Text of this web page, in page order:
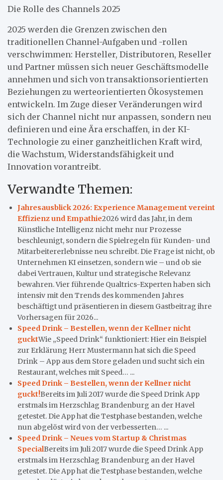
Die Rolle des Channels 2025
2025 werden die Grenzen zwischen den
traditionellen Channel-Aufgaben und -rollen
verschwimmen: Hersteller, Distributoren, Reseller
und Partner müssen sich neuer Geschäftsmodelle
annehmen und sich von transaktionsorientierten
Beziehungen zu werteorientierten Ökosystemen
entwickeln. Im Zuge dieser Veränderungen wird
sich der Channel nicht nur anpassen, sondern neu
definieren und eine Ära erschaffen, in der KI-
Technologie zu einer ganzheitlichen Kraft wird,
die Wachstum, Widerstandsfähigkeit und
Innovation vorantreibt.
Verwandte Themen:
Jahresausblick 2026: Experience Management vereint
Effizienz und Empathie2026 wird das Jahr, in dem
Künstliche Intelligenz nicht mehr nur Prozesse
beschleunigt, sondern die Spielregeln für Kunden- und
Mitarbeitererlebnisse neu schreibt. Die Frage ist nicht, ob
Unternehmen KI einsetzen, sondern wie – und ob sie
dabei Vertrauen, Kultur und strategische Relevanz
bewahren. Vier führende Qualtrics-Experten haben sich
intensiv mit den Trends des kommenden Jahres
beschäftigt und präsentieren in diesem Gastbeitrag ihre
Vorhersagen für 2026...
Speed Drink – Bestellen, wenn der Kellner nicht
gucktWie „Speed Drink“ funktioniert: Hier ein Beispiel
zur Erklärung Herr Mustermann hat sich die Speed
Drink – App aus dem Store geladen und sucht sich ein
Restaurant, welches mit Speed… ...
Speed Drink – Bestellen, wenn der Kellner nicht
guckt!Bereits im Juli 2017 wurde die Speed Drink App
erstmals im Herzschlag Brandenburg an der Havel
getestet. Die App hat die Testphase bestanden, welche
nun abgelöst wird von der verbesserten… ...
Speed Drink – Neues vom Startup & Christmas
SpecialBereits im Juli 2017 wurde die Speed Drink App
erstmals im Herzschlag Brandenburg an der Havel
getestet. Die App hat die Testphase bestanden, welche